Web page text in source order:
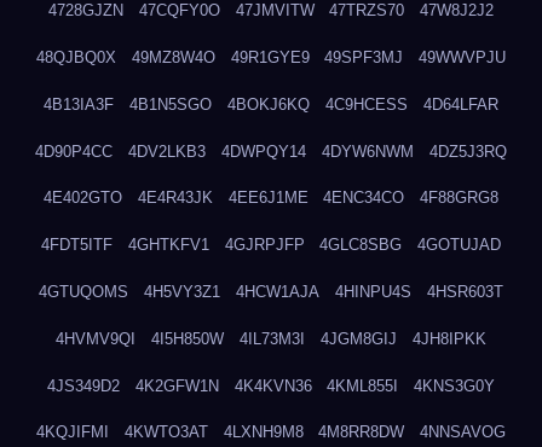
4728GJZN 47CQFY0O 47JMVITW 47TRZS70 47W8J2J2
48QJBQ0X 49MZ8W4O 49R1GYE9 49SPF3MJ 49WWVPJU
4B13IA3F 4B1N5SGO 4BOKJ6KQ 4C9HCESS 4D64LFAR
4D90P4CC 4DV2LKB3 4DWPQY14 4DYW6NWM 4DZ5J3RQ
4E402GTO 4E4R43JK 4EE6J1ME 4ENC34CO 4F88GRG8
4FDT5ITF 4GHTKFV1 4GJRPJFP 4GLC8SBG 4GOTUJAD
4GTUQOMS 4H5VY3Z1 4HCW1AJA 4HINPU4S 4HSR603T
4HVMV9QI 4I5H850W 4IL73M3I 4JGM8GIJ 4JH8IPKK
4JS349D2 4K2GFW1N 4K4KVN36 4KML855I 4KNS3G0Y
4KQJIFMI 4KWTO3AT 4LXNH9M8 4M8RR8DW 4NNSAVOG